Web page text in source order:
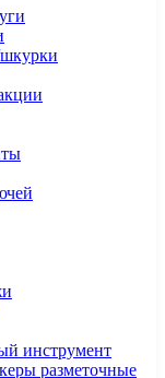
инструмент
разметочные